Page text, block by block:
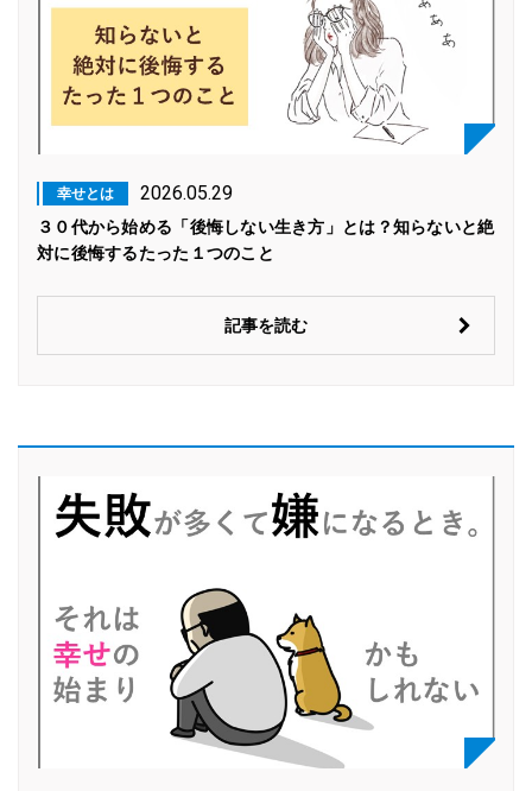
幸せとは 2026.05.29
３０代から始める「後悔しない生き方」とは？知らないと絶
対に後悔するたった１つのこと
記事を読む